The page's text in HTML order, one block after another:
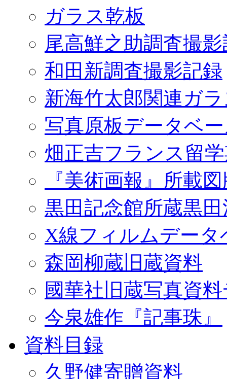
ガラス乾板
尾高鮮之助調査撮
和田新調査撮影記録
新海竹太郎関連ガ
写真原板データベ
畑正吉フランス留
『美術画報』所載
黒田記念館所蔵黒
X線フィルムデータ
森岡柳蔵旧蔵資料
國華社旧蔵写真資
今泉雄作『記事珠』
資料目録
久野健寄贈資料